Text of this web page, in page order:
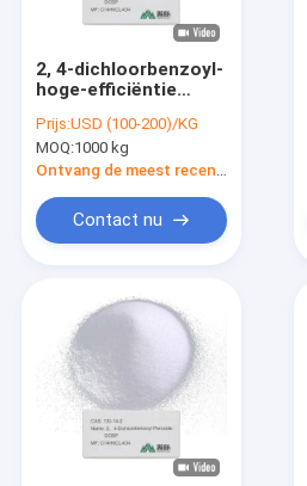
2, 4-dichloorbenzoyl-
hoge-efficiëntie
Prijs:USD (100-200)/KG
MOQ:1000 kg
Contact nu